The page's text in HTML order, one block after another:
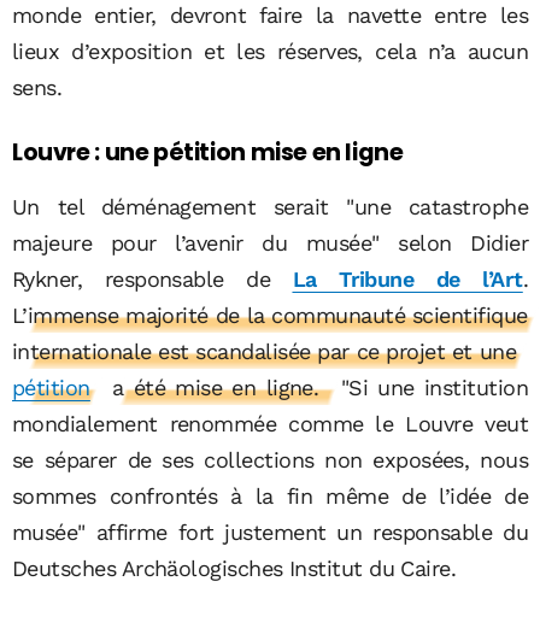
monde entier, devront faire la navette entre les
lieux d’exposition et les réserves, cela n’a aucun
sens.
Louvre : une pétition mise en ligne
Un tel déménagement serait "une catastrophe
majeure pour l’avenir du musée" selon Didier
Rykner, responsable de La Tribune de l’Art.
L’immense majorité de la communauté scientifique
internationale est scandalisée par ce projet et une
pétition
a été mise en ligne. "Si une institution
mondialement renommée comme le Louvre veut
se séparer de ses collections non exposées, nous
sommes confrontés à la fin même de l’idée de
musée" affirme fort justement un responsable du
Deutsches Archäologisches Institut du Caire.